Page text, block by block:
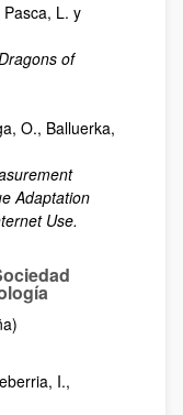
L. y
of
O., Balluerka,
Adaptation
Use.
I.,